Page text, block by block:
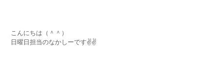
こんにちは（＾＾）
日曜日担当のなかしーです✌✌